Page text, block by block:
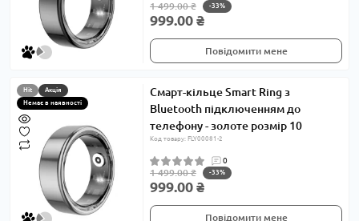
1 499.00 ₴ -33%
999.00 ₴
Повідомити мене
Hit
Акція
Немає в наявності
Смарт-кільце Smart Ring з
Bluetooth підключенням до
телефону - золоте розмір 10
Код товару: FLY00081-2
0
1 499.00 ₴ -33%
999.00 ₴
Повідомити мене